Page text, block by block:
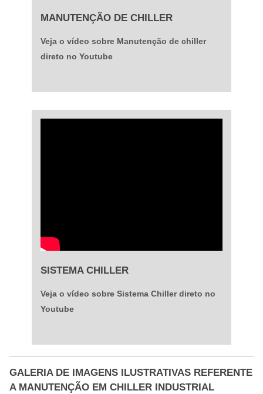
MANUTENÇÃO DE CHILLER
Veja o vídeo sobre Manutenção de chiller
direto no Youtube
SISTEMA CHILLER
Veja o vídeo sobre Sistema Chiller direto no
Youtube
GALERIA DE IMAGENS ILUSTRATIVAS REFERENTE
A MANUTENÇÃO EM CHILLER INDUSTRIAL